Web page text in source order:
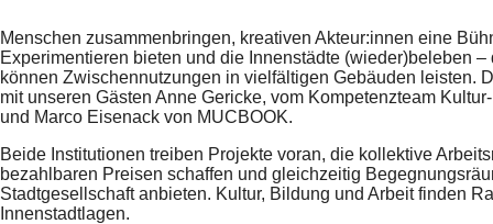
Menschen zusammenbringen, kreativen Akteur:innen eine
Experimentieren bieten und die Innenstädte (wieder)beleben –
können Zwischennutzungen in vielfältigen Gebäuden leisten.
mit unseren Gästen Anne Gericke, vom Kompetenzteam
und Marco Eisenack von MUCBOOK.
Beide Institutionen treiben Projekte voran, die kollektive
bezahlbaren Preisen schaffen und gleichzeitig
Stadtgesellschaft anbieten. Kultur, Bildung und Arbeit finden
Innenstadtlagen.